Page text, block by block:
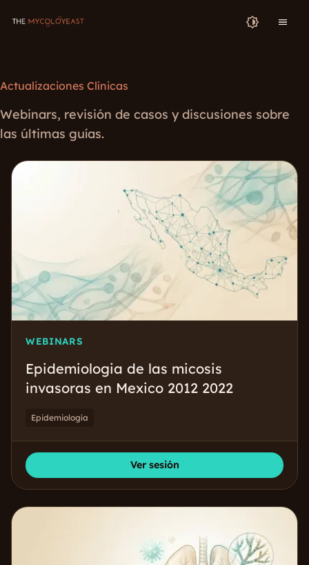
Actualizaciones Clínicas
Webinars, revisión de casos y discusiones sobre
las últimas guías.
WEBINARS
Epidemiologia de las micosis
invasoras en Mexico 2012 2022
Epidemiología
Ver sesión